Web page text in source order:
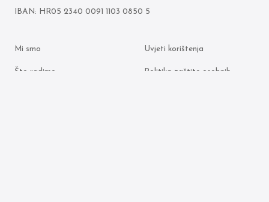
IBAN: HR05 2340 0091 1103 0850 5
Mi smo
Što radimo
Uvjeti korištenja
Politika zaštite osobnih